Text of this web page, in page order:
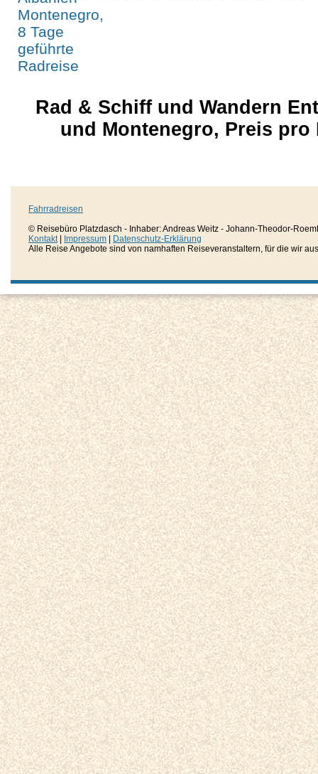
Rad & Schiff und Wandern
und Montenegro, Preis
Fahrradreisen
© Reisebüro Platzdasch - Inhaber: Andreas Weitz - Johann-Theodor-
Kontakt| Impressum
Datenschutz-Erklärung
Alle Reise Angebote sind von namhaften Reiseveranstaltern, für die wir